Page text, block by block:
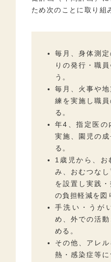
ため次のことに取り組
毎月、身体測
りの発行・職
う。
毎月、火事や
練を実施し職
る。
年4、指定医の
実施、園児の
る。
1歳児から、お
み、おむつな
を設置し実践
の負担軽減を図
手洗い・うが
め、外での活
める。
その他、アレ
熱・感染症等